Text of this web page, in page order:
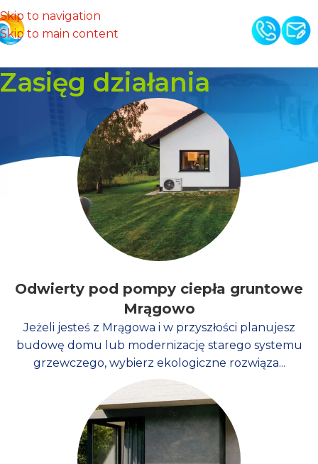
Skip to navigation
Skip to main content
Zasięg działania
Odwierty pod pompy ciepła gruntowe
Mrągowo
Jeżeli jesteś z Mrągowa i w przyszłości planujesz
budowę domu lub modernizację starego systemu
grzewczego, wybierz ekologiczne rozwiąza...